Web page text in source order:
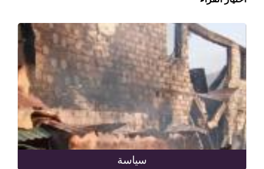
سياسة